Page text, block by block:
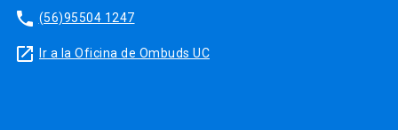
phone (56)95504 1247
launch Ir a la Oficina de Ombuds UC